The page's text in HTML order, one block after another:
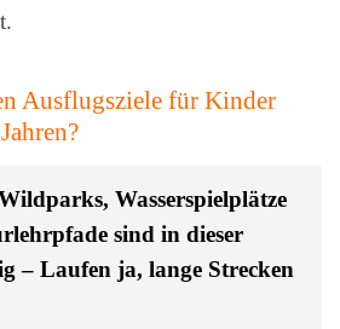
Ausflugsziele für Kinder
Wasserspielplätze
sind in dieser
– Laufen ja, lange Strecken